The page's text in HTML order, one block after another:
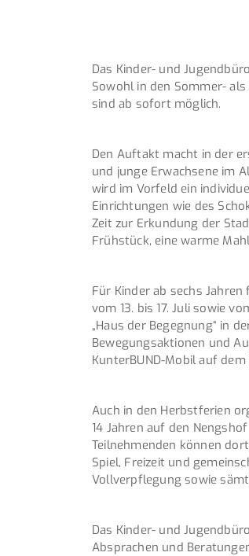
Das Kinder- und
Sowohl in den Sommer-
sind ab sofort möglich.
Den Auftakt macht in der
und junge Erwachsene im
wird im Vorfeld ein
Einrichtungen wie des
Zeit zur Erkundung der
Frühstück, eine warme
Für Kinder ab sechs
vom 13. bis 17. Juli sowie
„Haus der Begegnung“ in
Bewegungsaktionen und
KunterBUND-Mobil auf
Auch in den Herbstferien
14 Jahren auf den
Teilnehmenden können
Spiel, Freizeit und
Vollverpflegung sowie
Das Kinder- und
Absprachen und